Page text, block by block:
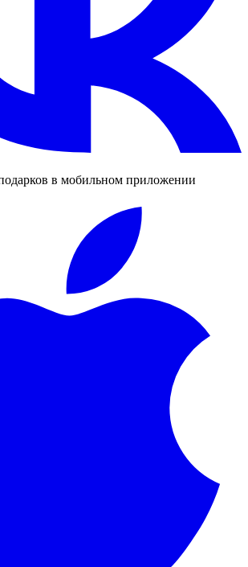
в мобильном приложении